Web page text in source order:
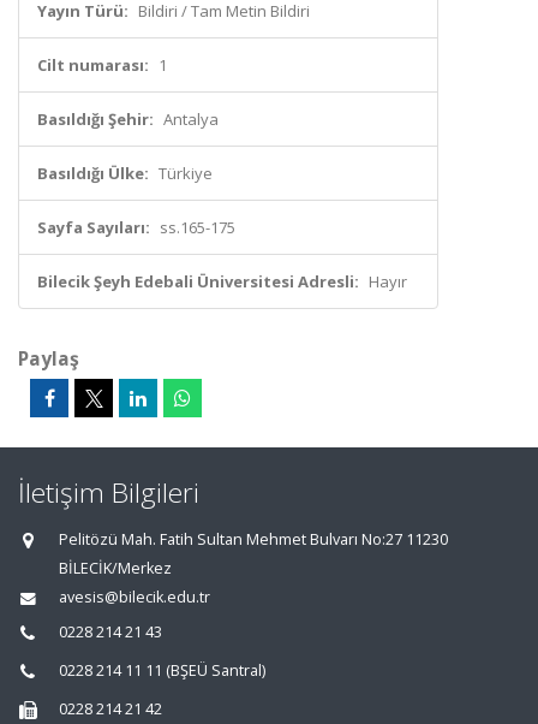
Yayın Türü: Bildiri / Tam Metin Bildiri
Cilt numarası: 1
Basıldığı Şehir: Antalya
Basıldığı Ülke: Türkiye
Sayfa Sayıları: ss.165-175
Bilecik Şeyh Edebali Üniversitesi Adresli: Hayır
Paylaş
İletişim Bilgileri
Pelitözü Mah. Fatih Sultan Mehmet Bulvarı No:27 11230
BİLECİK/Merkez
avesis@bilecik.edu.tr
0228 214 21 43
0228 214 11 11 (BŞEÜ Santral)
0228 214 21 42